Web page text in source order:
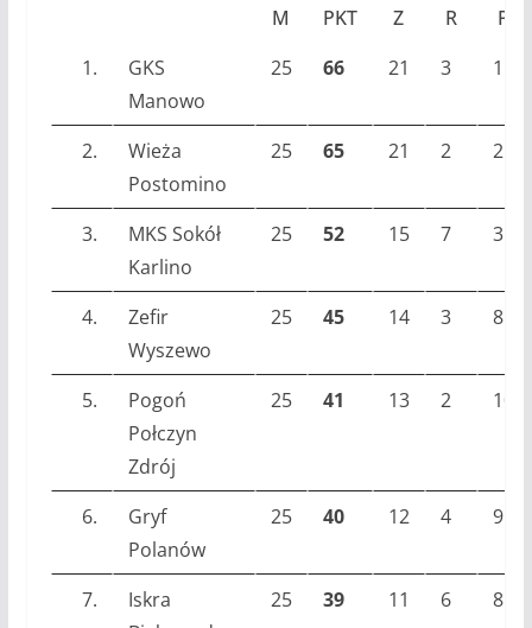
M
PKT Z R
P
1.
GKS
Manowo
25 66 21 3 1
2.
Wieża
Postomino
25 65 21 2 2
3.
MKS Sokół
Karlino
25 52 15 7 3
4.
Zefir
Wyszewo
25 45 14 3 8
5.
Pogoń
Połczyn
Zdrój
25 41 13 2 10
6.
Gryf
Polanów
25 40 12 4 9
7.
Iskra
25 39 11 6 8